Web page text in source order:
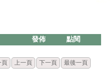
發佈 點閱
頁 上一頁 下一頁 最後一頁